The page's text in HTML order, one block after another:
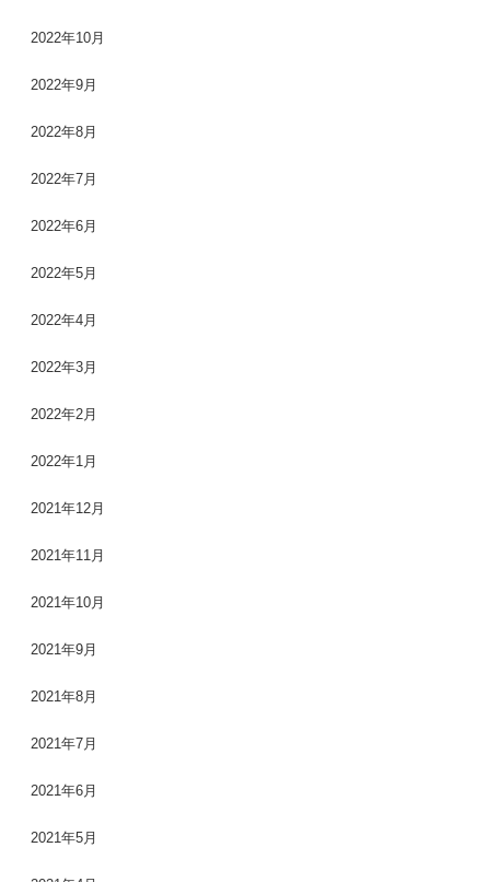
2022年10月
2022年9月
2022年8月
2022年7月
2022年6月
2022年5月
2022年4月
2022年3月
2022年2月
2022年1月
2021年12月
2021年11月
2021年10月
2021年9月
2021年8月
2021年7月
2021年6月
2021年5月